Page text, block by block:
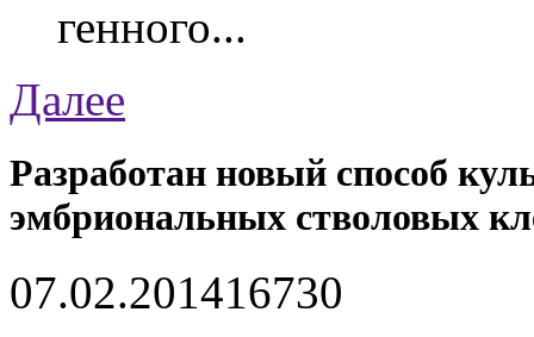
генного...
Далее
Разработан новый способ
эмбриональных стволовых
07.02.201416730